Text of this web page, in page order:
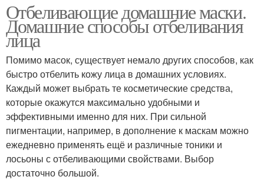
Отбеливающие домашние маски.
Домашние способы отбеливания
лица
Помимо масок, существует немало других способов, как
быстро отбелить кожу лица в домашних условиях.
Каждый может выбрать те косметические средства,
которые окажутся максимально удобными и
эффективными именно для них. При сильной
пигментации, например, в дополнение к маскам можно
ежедневно применять ещё и различные тоники и
лосьоны с отбеливающими свойствами. Выбор
достаточно большой.